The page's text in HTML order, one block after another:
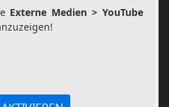
Externe Medien > YouTube